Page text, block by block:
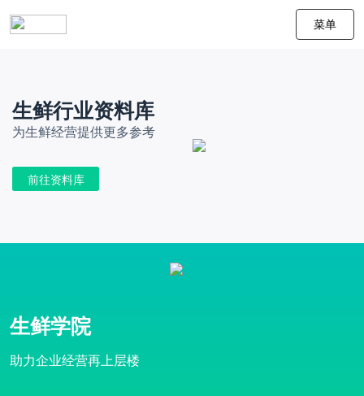
菜单
生鲜行业资料库
为生鲜经营提供更多参考
前往资料库
生鲜学院
助力企业经营再上层楼